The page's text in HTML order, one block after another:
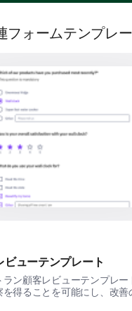
we would appreciate
interactions (if any)
1-5, how would you
with 1 being 'Very
and 5 being 'Very
3 4
a detailed
with our
フォームテンプレ
ビューテンプレート
ン顧客レビューテンプレ
得ることを可能にし、改善